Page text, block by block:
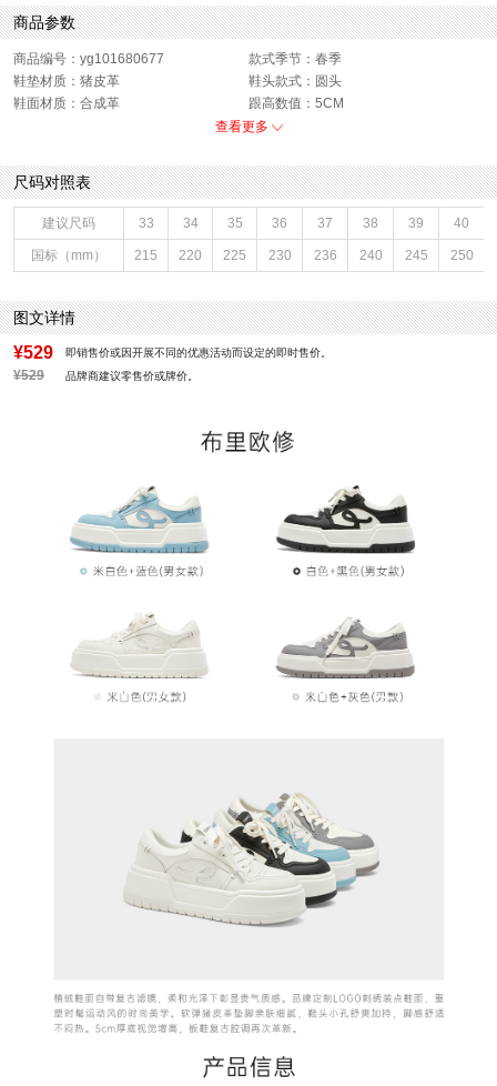
商品参数
商品编号：yg101680677
款式季节：春季
鞋垫材质：猪皮革
鞋头款式：圆头
鞋面材质：合成革
跟高数值：5CM
鞋面内里材质：布
上市时间：2025年冬季
鞋帮：低帮
鞋底材质：吸膜底
筒高数值：无
里料材质：网布
色系：拼色
鞋类流行款式：休闲鞋,板鞋,复古鞋
流行元素：拼色,复古
风格：运动,休闲,复古
闭合方式：系带
查看更多
尺码对照表
建议尺码 33 34 35 36 37 38 39 40
国标（mm） 215 220 225 230 236 240 245 250
图文详情
¥529 即销售价或因开展不同的优惠活动而设定的即时售价。
¥529 品牌商建议零售价或牌价。